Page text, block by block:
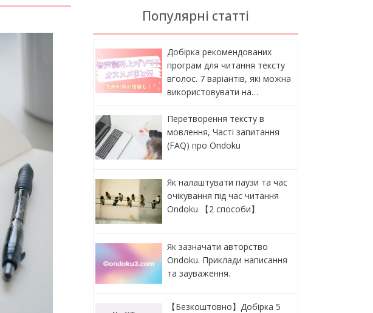
Популярні статті
Добірка рекомендованих
програм для читання тексту
вголос. 7 варіантів, які можна
використовувати на…
Перетворення тексту в
мовлення, Часті запитання
(FAQ) про Ondoku
Як налаштувати паузи та час
очікування під час читання
Ondoku 【2 способи】
Як зазначати авторство
Ondoku. Приклади написання
та зауваження.
【Безкоштовно】Добірка 5